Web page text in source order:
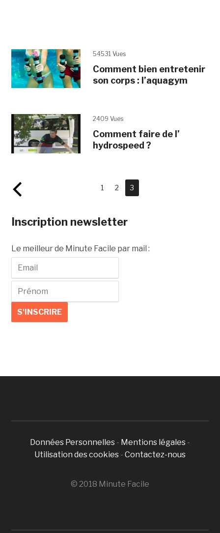
54531 Vues
Comment bien entretenir
son corps : l’aquagym
2409 Vues
Comment faire de l’
hydrospeed ?
1 2 3
Inscription newsletter
Le meilleur de Minute Facile par mail :
Données Personnelles - Mentions légales -
Utilisation des cookies - Contactez-nous
© 2018 Minute Facile